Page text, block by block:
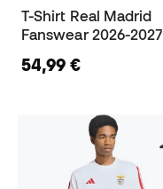
T-Shirt Real Madrid
Fanswear 2026-2027
54,99 €